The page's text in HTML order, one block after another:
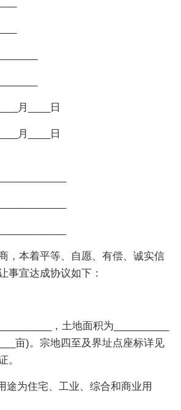
月____日
月____日
，本着平等、自愿、有偿、诚实信
事宜达成协议如下：
，土地面积为__________
亩)。宗地四至及界址点座标详见
。
途为住宅、工业、综合和商业用